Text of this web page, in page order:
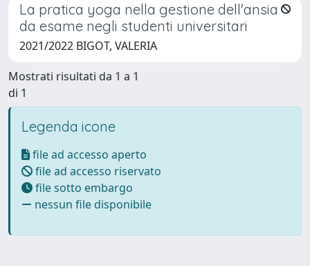
La pratica yoga nella gestione dell'ansia
da esame negli studenti universitari
2021/2022 BIGOT, VALERIA
Mostrati risultati da 1 a 1
di 1
Legenda icone
file ad accesso aperto
file ad accesso riservato
file sotto embargo
nessun file disponibile